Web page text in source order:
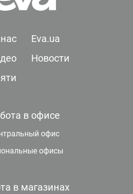
Eva.ua
Новости
в офисе
офис
офисы
в магазинах